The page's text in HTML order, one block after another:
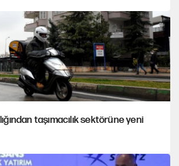
taşımacılık sektörüne yeni